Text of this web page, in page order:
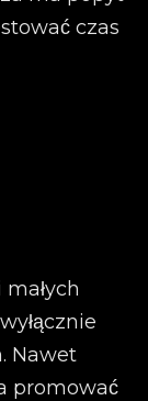
czas
Nawet
promować